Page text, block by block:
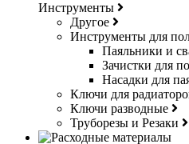
Инструменты
Другое
Инструменты для
Паяльники и
Зачистки для
Насадки для
Ключи для
Ключи разводные
Труборезы и Резаки